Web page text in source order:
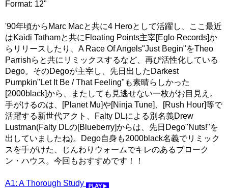
Format: 12"
'90年頃からMarc Macと共に4 Heroとして活躍し、ここ最近
はKaidi Tathamと共にFloating Points主宰[Eglo Records]か
らリリースしたり、A Race Of Angels"Just Begin"をTheo
Parrishらと共にリミックスするなど、再び活性化している
Dego。そのDegoが主宰し、先日出したDarkest
Pumpkin"Let It Be / That Feeling"も素晴らしかった
[2000black]から、またしても見逃せない一枚がお目見え。
手がけるのは、[Planet Mu]や[Ninja Tune]、[Rush Hour]等で
活躍する新世代アクト、Falty DLによる別名義Drew
Lustman(Falty DLの[Blueberry]からは、先日Dego"Nuts!"を
出していましたね)。Dego自身も2000black名義でリミック
スを手がけた、じんわりウォームでキレのあるブローク
ン・ハウス。今回もおすすめです！！
A1: A Thorough Study